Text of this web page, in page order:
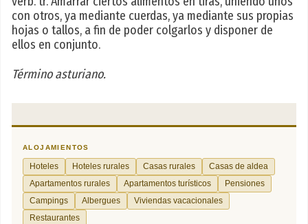
con otros, ya mediante cuerdas, ya mediante sus propias
hojas o tallos, a fin de poder colgarlos y disponer de
ellos en conjunto.
Término asturiano.